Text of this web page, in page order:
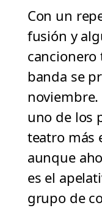
Con un
fusión y
banda se
uno de los
teatro más
aunque
es el
grupo de